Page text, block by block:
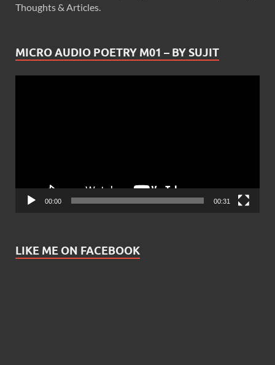
Thoughts & Articles.
MICRO AUDIO POETRY M01 – BY SUJIT
00:00 00:31
LIKE ME ON FACEBOOK